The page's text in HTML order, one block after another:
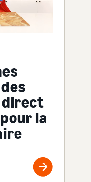
direct
la